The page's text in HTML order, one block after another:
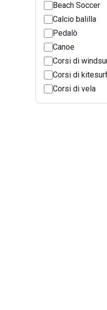
Beach Soccer
Calcio balilla
Pedalò
Canoe
Corsi di
Corsi di
Corsi di vela